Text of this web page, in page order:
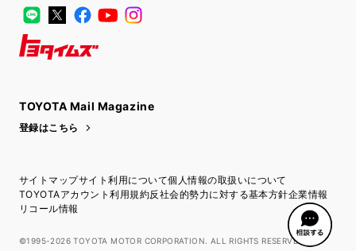
LINE
X FacebookYouTube
TOYOTA Mail Magazine
登録はこちら
サイトマップサイト利用について個人情報の取扱いについて
TOYOTAアカウント利用規約反社会的勢力に対する基本方針企業情報
リコール情報
©1995-2026 TOYOTA MOTOR CORPORATION. ALL RIGHTS RESERVED.